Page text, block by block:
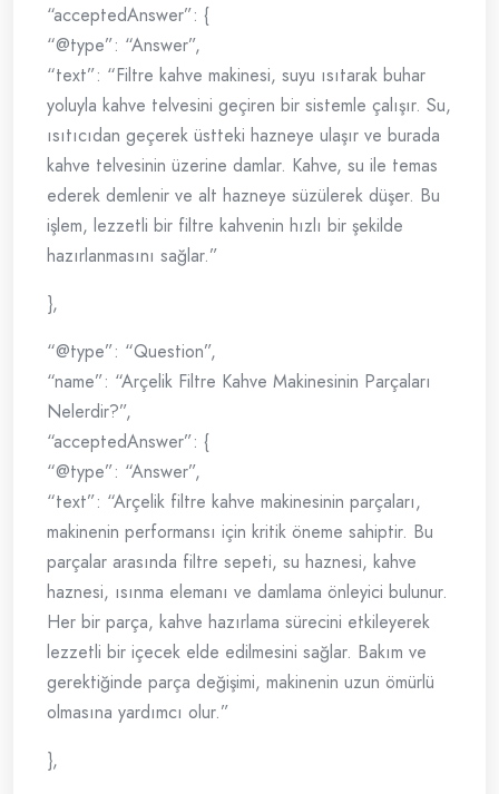
“acceptedAnswer”: {
“@type”: “Answer”,
“text”: “Filtre kahve makinesi, suyu ısıtarak buhar
yoluyla kahve telvesini geçiren bir sistemle çalışır. Su,
ısıtıcıdan geçerek üstteki hazneye ulaşır ve burada
kahve telvesinin üzerine damlar. Kahve, su ile temas
ederek demlenir ve alt hazneye süzülerek düşer. Bu
işlem, lezzetli bir filtre kahvenin hızlı bir şekilde
hazırlanmasını sağlar.”
},
“@type”: “Question”,
“name”: “Arçelik Filtre Kahve Makinesinin Parçaları
Nelerdir?”,
“acceptedAnswer”: {
“@type”: “Answer”,
“text”: “Arçelik filtre kahve makinesinin parçaları,
makinenin performansı için kritik öneme sahiptir. Bu
parçalar arasında filtre sepeti, su haznesi, kahve
haznesi, ısınma elemanı ve damlama önleyici bulunur.
Her bir parça, kahve hazırlama sürecini etkileyerek
lezzetli bir içecek elde edilmesini sağlar. Bakım ve
gerektiğinde parça değişimi, makinenin uzun ömürlü
olmasına yardımcı olur.”
},